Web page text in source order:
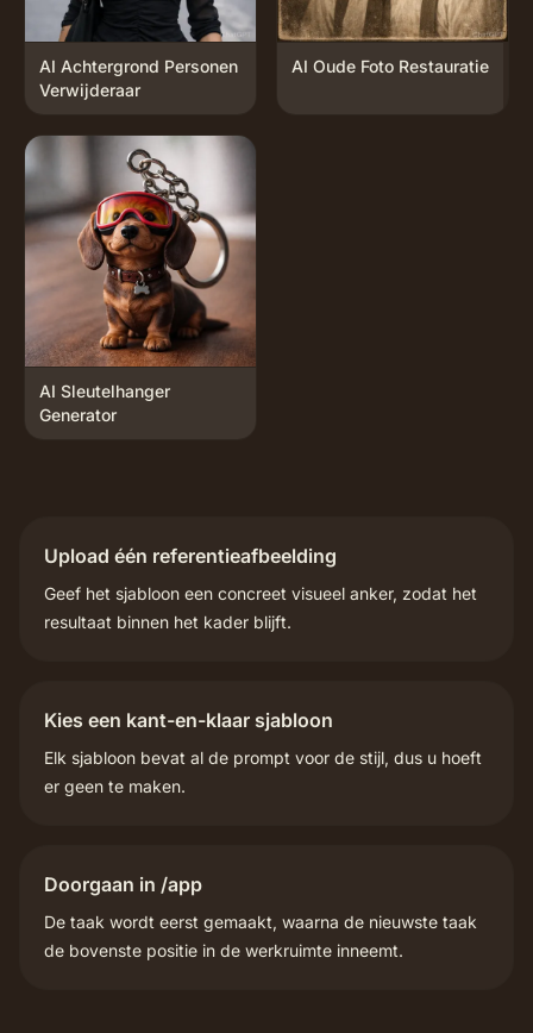
AI Achtergrond Personen
Verwijderaar
AI Oude Foto Restauratie
AI Sleutelhanger
Generator
Upload één referentieafbeelding
Geef het sjabloon een concreet visueel anker, zodat het
resultaat binnen het kader blijft.
Kies een kant-en-klaar sjabloon
Elk sjabloon bevat al de prompt voor de stijl, dus u hoeft
er geen te maken.
Doorgaan in /app
De taak wordt eerst gemaakt, waarna de nieuwste taak
de bovenste positie in de werkruimte inneemt.